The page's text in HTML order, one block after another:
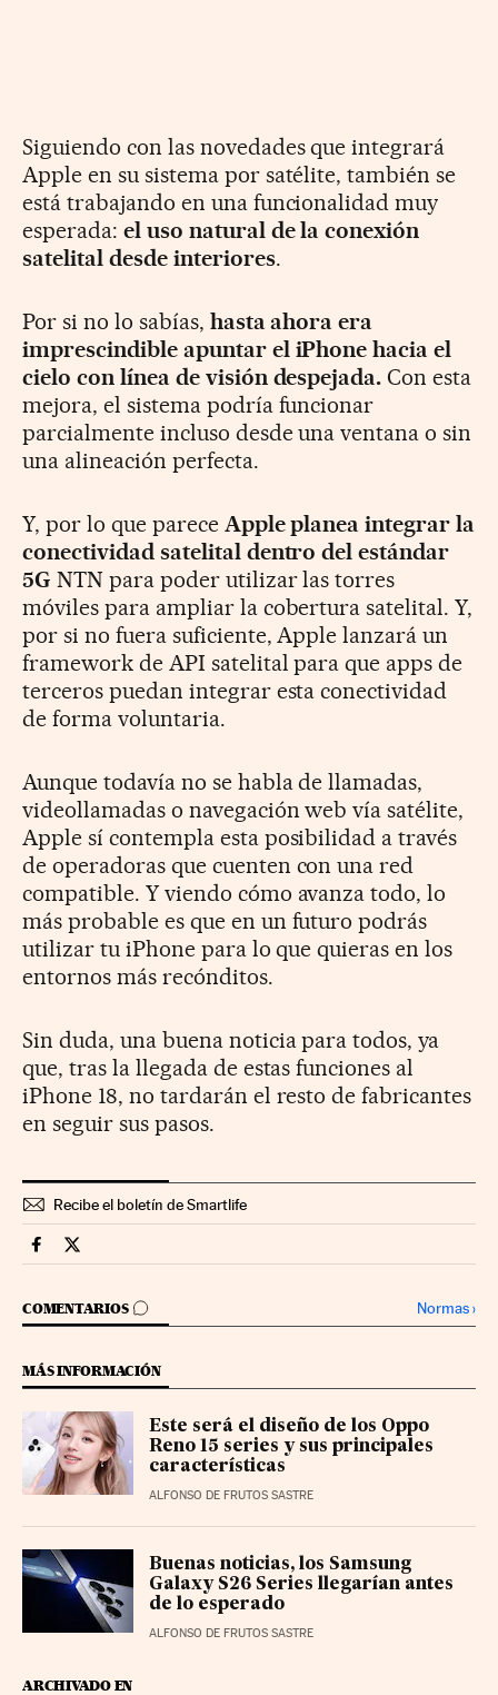
Siguiendo con las novedades que integrará
Apple en su sistema por satélite, también se
está trabajando en una funcionalidad muy
esperada: el uso natural de la conexión
satelital desde interiores.
Por si no lo sabías, hasta ahora era
imprescindible apuntar el iPhone hacia el
cielo con línea de visión despejada. Con esta
mejora, el sistema podría funcionar
parcialmente incluso desde una ventana o sin
una alineación perfecta.
Y, por lo que parece Apple planea integrar la
conectividad satelital dentro del estándar
5G NTN para poder utilizar las torres
móviles para ampliar la cobertura satelital. Y,
por si no fuera suficiente, Apple lanzará un
framework de API satelital para que apps de
terceros puedan integrar esta conectividad
de forma voluntaria.
Aunque todavía no se habla de llamadas,
videollamadas o navegación web vía satélite,
Apple sí contempla esta posibilidad a través
de operadoras que cuenten con una red
compatible. Y viendo cómo avanza todo, lo
más probable es que en un futuro podrás
utilizar tu iPhone para lo que quieras en los
entornos más recónditos.
Sin duda, una buena noticia para todos, ya
que, tras la llegada de estas funciones al
iPhone 18, no tardarán el resto de fabricantes
en seguir sus pasos.
Recibe el boletín de Smartlife
Smartlife Cinco Días en Facebook
Smartlife Cinco Días en Twitter
COMENTARIOS
IR A LOS COMENTARIOS Normas›
MÁS INFORMACIÓN
Este será el diseño de los Oppo
Reno 15 series y sus principales
características
ALFONSO DE FRUTOS SASTRE
Buenas noticias, los Samsung
Galaxy S26 Series llegarían antes
de lo esperado
ALFONSO DE FRUTOS SASTRE
ARCHIVADO EN